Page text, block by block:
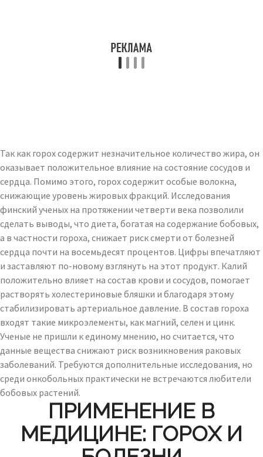
Так как горох содержит незначительное количество жира, он
оказывает положительное влияние на состояние сосудов и
сердца. Помимо этого, горох содержит особые волокна,
снижающие уровень жировых фракций. Исследования
финский ученых на протяжении четверти века позволили
сделать выводы, что диета, богатая на содержание бобовых,
а в частности гороха, снижает риск смерти от болезней
сердца почти на восемьдесят процентов. Цифры впечатляют
и заставляют по-новому взглянуть на этот продукт. Калий
положительно влияет на состав крови и сосудов, помогает
растворять холестериновые бляшки и благодаря этому
стабилизировать артериальное давление. В состав гороха
входят такие микроэлементы, как магний, селен и цинк.
Ученые не пришли к единому мнению, но считается, что
данные вещества снижают риск возникновения раковых
заболеваний. Требуются дополнительные исследования, но
среди онкобольных практически не встречаются любители
бобовых растений.
ПРИМЕНЕНИЕ В
МЕДИЦИНЕ: ГОРОХ И